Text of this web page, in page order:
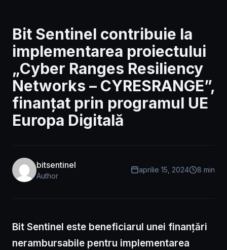
Bit Sentinel contribuie la
implementarea proiectului
„Cyber Ranges Resiliency
Networks – CYRESRANGE”,
finanțat prin programul UE
Europa Digitală
bitsentinel
Author
aprilie 15, 2024 8 min
Bit Sentinel este beneficiarul unei finanțări
nerambursabile pentru implementarea